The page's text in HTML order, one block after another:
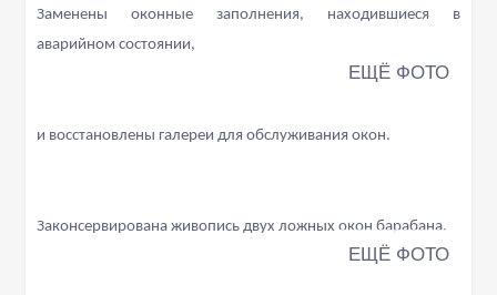
Заменены оконные заполнения, находившиеся в
аварийном состоянии,
и восстановлены галереи для обслуживания окон.
Законсервирована живопись двух ложных окон барабана.